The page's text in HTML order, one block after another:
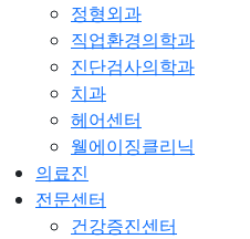
정형외과
직업환경의학과
진단검사의학과
치과
헤어센터
웰에이징클리닉
의료진
전문센터
건강증진센터